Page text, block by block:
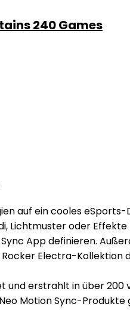
240 Games
auf ein cooles eSports-
Lichtmuster oder
App definieren.
Electra-Kollektion
und erstrahlt in über 200
Motion Sync-